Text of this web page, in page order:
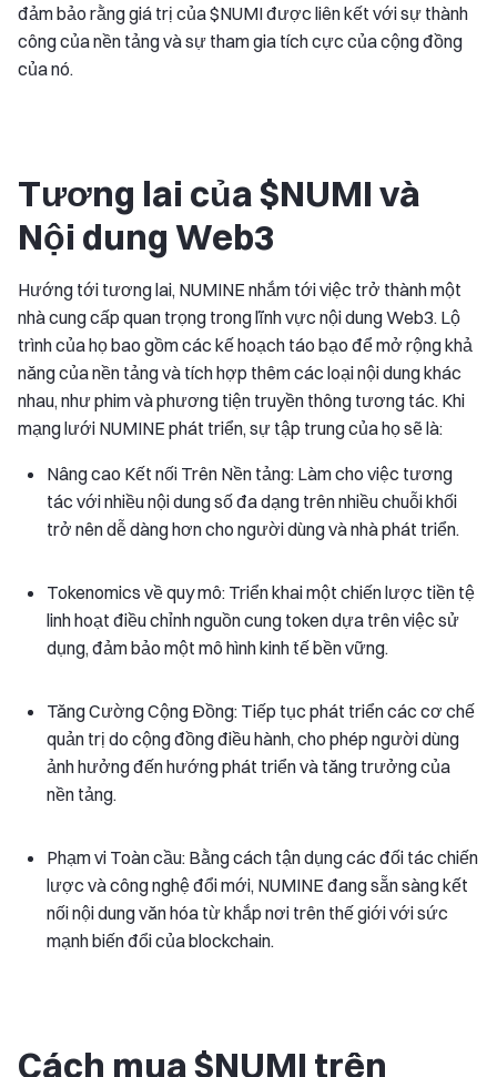
đảm bảo rằng giá trị của $NUMI được liên kết với sự thành
công của nền tảng và sự tham gia tích cực của cộng đồng
của nó.
Tương lai của $NUMI và
Nội dung Web3
Hướng tới tương lai, NUMINE nhắm tới việc trở thành một
nhà cung cấp quan trọng trong lĩnh vực nội dung Web3. Lộ
trình của họ bao gồm các kế hoạch táo bạo để mở rộng khả
năng của nền tảng và tích hợp thêm các loại nội dung khác
nhau, như phim và phương tiện truyền thông tương tác. Khi
mạng lưới NUMINE phát triển, sự tập trung của họ sẽ là:
Nâng cao Kết nối Trên Nền tảng: Làm cho việc tương
tác với nhiều nội dung số đa dạng trên nhiều chuỗi khối
trở nên dễ dàng hơn cho người dùng và nhà phát triển.
Tokenomics về quy mô: Triển khai một chiến lược tiền tệ
linh hoạt điều chỉnh nguồn cung token dựa trên việc sử
dụng, đảm bảo một mô hình kinh tế bền vững.
Tăng Cường Cộng Đồng: Tiếp tục phát triển các cơ chế
quản trị do cộng đồng điều hành, cho phép người dùng
ảnh hưởng đến hướng phát triển và tăng trưởng của
nền tảng.
Phạm vi Toàn cầu: Bằng cách tận dụng các đối tác chiến
lược và công nghệ đổi mới, NUMINE đang sẵn sàng kết
nối nội dung văn hóa từ khắp nơi trên thế giới với sức
mạnh biến đổi của blockchain.
Cách mua $NUMI trên